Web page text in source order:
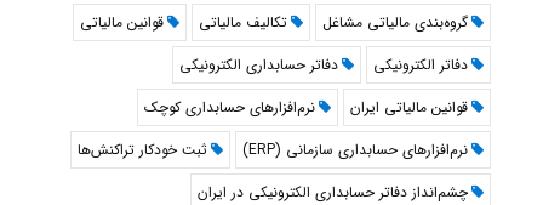
گروه‌بندی مالیاتی مشاغل
تکالیف مالیاتی
قوانین مالیاتی
دفاتر الکترونیکی
دفاتر حسابداری الکترونیکی
قوانین مالیاتی ایران
نرم‌افزارهای حسابداری کوچک
نرم‌افزارهای حسابداری سازمانی (ERP)
ثبت خودکار تراکنش‌ها
چشم‌انداز دفاتر حسابداری الکترونیکی در ایران